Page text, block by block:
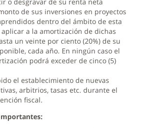
o desgravar de su renta neta
de sus inversiones en proyectos
dentro del ámbito de esta
a la amortización de dichas
un veinte por ciento (20%) de su
cada año. En ningún caso el
podrá exceder de cinco (5)
el establecimiento de nuevas
arbitrios, tasas etc. durante el
fiscal.